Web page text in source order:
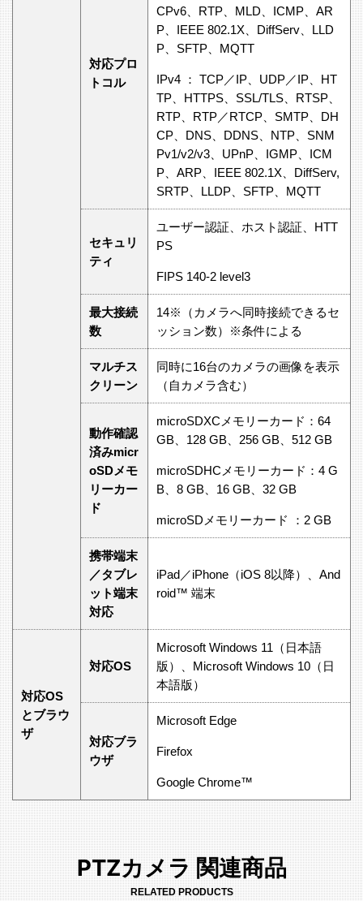
対応プロ
トコル
CPv6、RTP、MLD、ICMP、AR
P、IEEE 802.1X、DiffServ、LLD
P、SFTP、MQTT
IPv4 ： TCP／IP、UDP／IP、HT
TP、HTTPS、SSL/TLS、RTSP、
RTP、RTP／RTCP、SMTP、DH
CP、DNS、DDNS、NTP、SNM
Pv1/v2/v3、UPnP、IGMP、ICM
P、ARP、IEEE 802.1X、DiffServ,
SRTP、LLDP、SFTP、MQTT
セキュリ
ティ
ユーザー認証、ホスト認証、HTT
PS
FIPS 140-2 level3
最大接続
数
14※（カメラへ同時接続できるセ
ッション数）※条件による
マルチス
クリーン
同時に16台のカメラの画像を表⽰
（⾃カメラ含む）
動作確認
済みmicr
oSDメモ
リーカー
ド
microSDXCメモリーカード：64
GB、128 GB、256 GB、512 GB
microSDHCメモリーカード：4 G
B、8 GB、16 GB、32 GB
microSDメモリーカード ：2 GB
携帯端末
／タブレ
ット端末
対応
iPad／iPhone（iOS 8以降）、And
roid™ 端末
対応OS
とブラウ
ザ
対応OS
Microsoft Windows 11（日本語
版）、Microsoft Windows 10（日
本語版）
対応ブラ
ウザ
Microsoft Edge
Firefox
Google Chrome™
PTZカメラ 関連商品
RELATED PRODUCTS